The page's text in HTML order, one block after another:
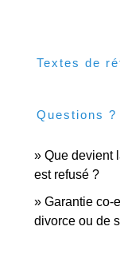
Textes de
Questions ?
Que devient
est refusé ?
Garantie co-
divorce ou de